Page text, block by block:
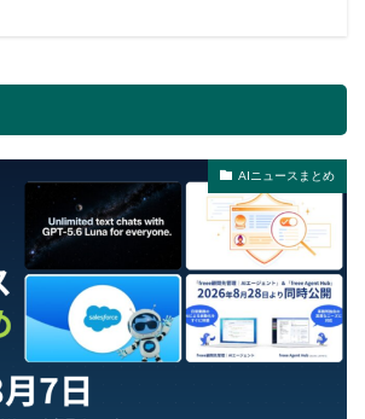
AIニュースまとめ